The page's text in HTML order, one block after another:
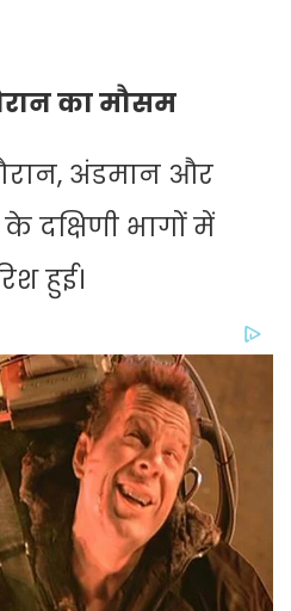
का मौसम
अंडमान और
दक्षिणी भागों में
हुई।